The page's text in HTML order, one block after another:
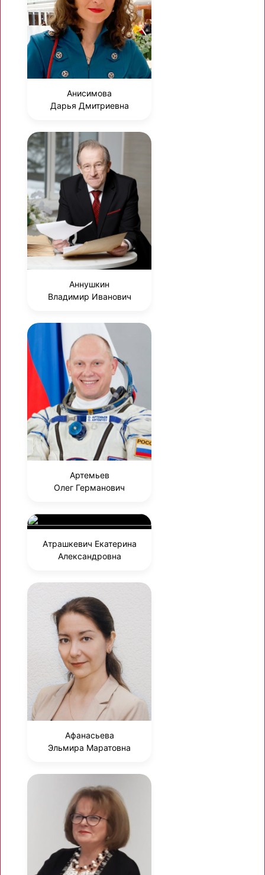
Анисимова
Дарья Дмитриевна
Аннушкин
Владимир Иванович
Артемьев
Олег Германович
Атрашкевич Екатерина
Александровна
Афанасьева
Эльмира Маратовна